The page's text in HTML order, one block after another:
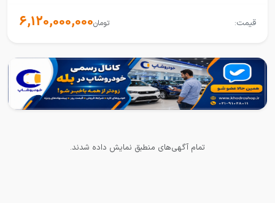
قیمت: 6,120,000,000تومان
تمام آگهی‌های منطبق نمایش داده شدند.